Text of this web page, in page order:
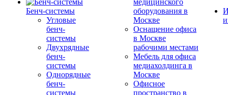
Бенч-системы
Угловые
бенч-
системы
Двухрядные
бенч-
системы
Однорядные
бенч-
системы
медицинского
оборудования в
Москве
Оснащение офиса
в Москве
рабочими местами
Мебель для офиса
медиахолдинга в
Москве
Офисное
пространство в